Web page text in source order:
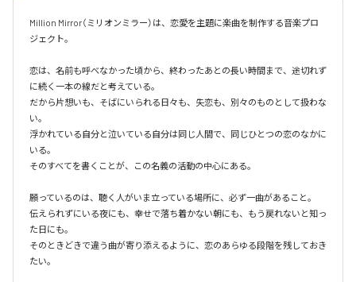
Million Mirror（ミリオンミラー）は、恋愛を主題に楽曲を制作する音楽プロ
ジェクト。
恋は、名前も呼べなかった頃から、終わったあとの長い時間まで、途切れず
に続く一本の線だと考えている。
だから片想いも、そばにいられる日々も、失恋も、別々のものとして扱わな
い。
浮かれている自分と泣いている自分は同じ人間で、同じひとつの恋のなかに
いる。
そのすべてを書くことが、この名義の活動の中心にある。
願っているのは、聴く人がいま立っている場所に、必ず一曲があること。
伝えられずにいる夜にも、幸せで落ち着かない朝にも、もう戻れないと知っ
た日にも。
そのときどきで違う曲が寄り添えるように、恋のあらゆる段階を残しておき
たい。